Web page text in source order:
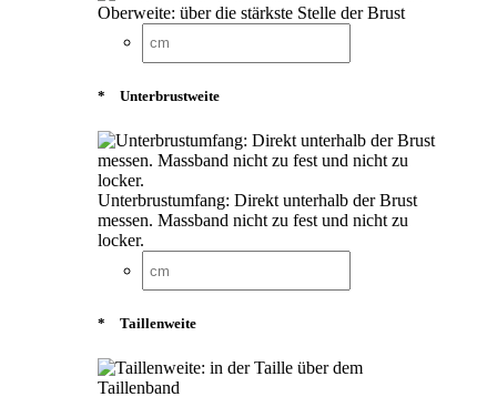
Oberweite: über die stärkste Stelle der Brust
* Unterbrustweite
Unterbrustumfang: Direkt unterhalb der Brust
messen. Massband nicht zu fest und nicht zu
locker.
* Taillenweite